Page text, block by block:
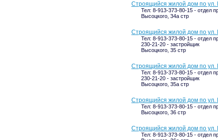
Строящийся жилой дом по ул.
Тел: 8-913-373-80-15 - отдел
Высоцкого, 34а стр
Строящийся жилой дом по ул.
Тел: 8-913-373-80-15 - отдел
230-21-20 - застройщик
Высоцкого, 35 стр
Строящийся жилой дом по ул.
Тел: 8-913-373-80-15 - отдел
230-21-20 - застройщик
Высоцкого, 35а стр
Строящийся жилой дом по ул.
Тел: 8-913-373-80-15 - отдел
Высоцкого, 36 стр
Строящийся жилой дом по ул.
Тел: 8-913-373-80-15 - отдел